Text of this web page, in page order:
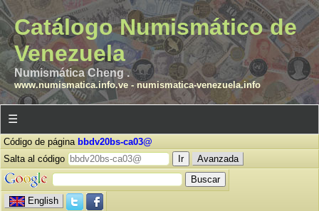
Catálogo Numismático de
Venezuela
Numismática Cheng .
www.numismatica.info.ve- numismatica-venezuela.info
☰
Código de página bbdv20bs-ca03@
Salta al código
Avanzada
English